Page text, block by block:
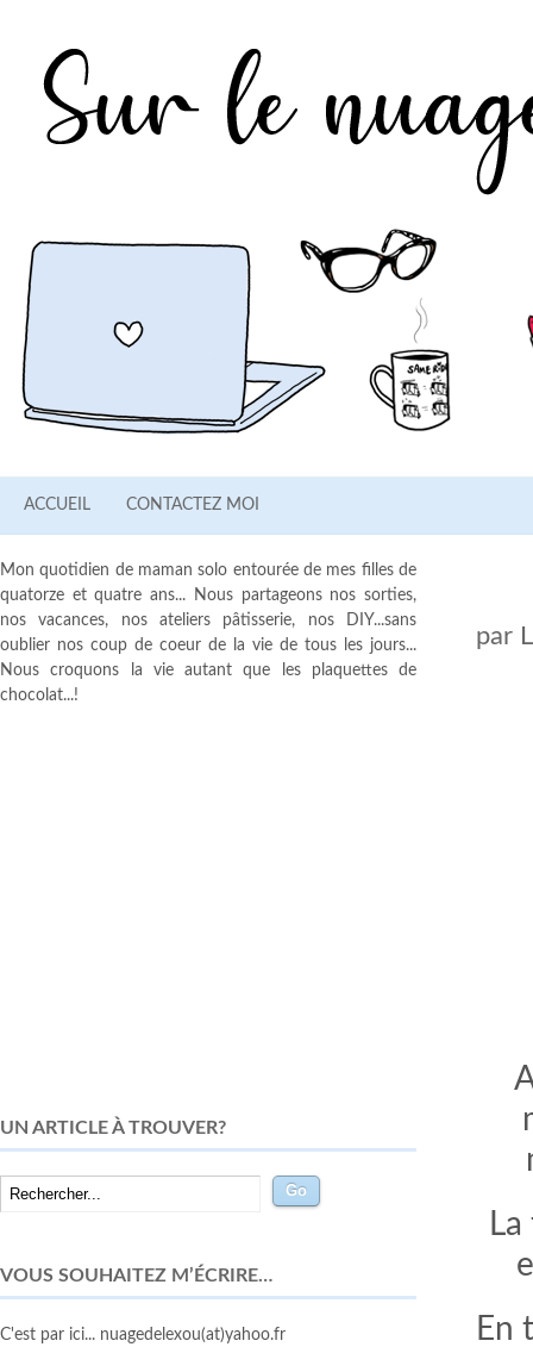
ACCUEIL CONTACTEZ MOI
par
En
Mon quotidien de maman solo entourée de mes filles de
quatorze et quatre ans... Nous partageons nos sorties,
nos vacances, nos ateliers pâtisserie, nos DIY...sans
oublier nos coup de coeur de la vie de tous les jours...
Nous croquons la vie autant que les plaquettes de
chocolat...!
UN ARTICLE À TROUVER?
VOUS SOUHAITEZ M’ÉCRIRE…
C'est par ici... nuagedelexou(at)yahoo.fr